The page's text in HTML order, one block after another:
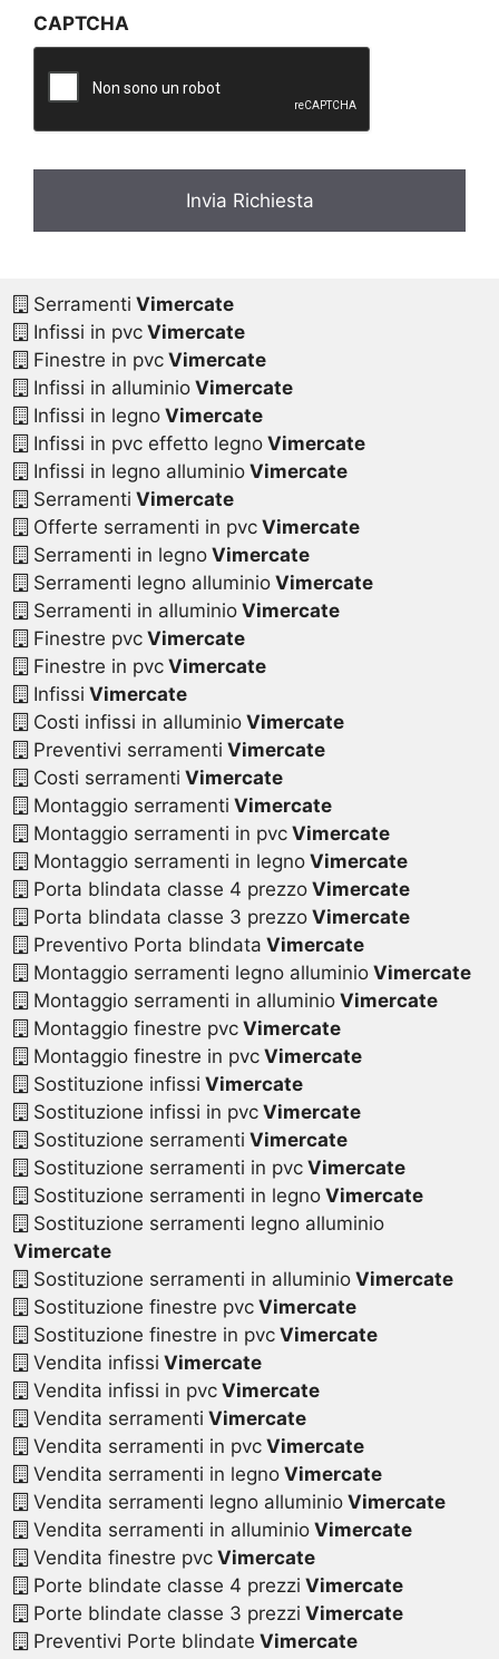
a
c
*
CAPTCHA
Serramenti Vimercate
Infissi in pvcVimercate
Finestre in pvcVimercate
Infissi in alluminioVimercate
Infissi in legnoVimercate
Infissi in pvc effetto legnoVimercate
Infissi in legno alluminioVimercate
Serramenti Vimercate
Offerte serramenti in pvcVimercate
Serramenti in legnoVimercate
Serramenti legno alluminioVimercate
Serramenti in alluminioVimercate
Finestre pvcVimercate
Finestre in pvcVimercate
Infissi Vimercate
Costi infissi in alluminioVimercate
Preventivi serramenti Vimercate
Costi serramenti Vimercate
Montaggio serramenti Vimercate
Montaggio serramenti in pvcVimercate
Montaggio serramenti in legnoVimercate
Porta blindata classe 4 prezzoVimercate
Porta blindata classe 3 prezzoVimercate
Preventivo Porta blindata Vimercate
Montaggio serramenti legno alluminioVimercate
Montaggio serramenti in alluminioVimercate
Montaggio finestre pvcVimercate
Montaggio finestre in pvcVimercate
Sostituzione infissi Vimercate
Sostituzione infissi in pvcVimercate
Sostituzione serramenti Vimercate
Sostituzione serramenti in pvcVimercate
Sostituzione serramenti in legnoVimercate
Sostituzione serramenti legno alluminio
Vimercate
Sostituzione serramenti in alluminioVimercate
Sostituzione finestre pvcVimercate
Sostituzione finestre in pvcVimercate
Vendita infissi Vimercate
Vendita infissi in pvcVimercate
Vendita serramenti Vimercate
Vendita serramenti in pvcVimercate
Vendita serramenti in legnoVimercate
Vendita serramenti legno alluminioVimercate
Vendita serramenti in alluminioVimercate
Vendita finestre pvcVimercate
Porte blindate classe 4 prezzi Vimercate
Porte blindate classe 3 prezzi Vimercate
Preventivi Porte blindate Vimercate